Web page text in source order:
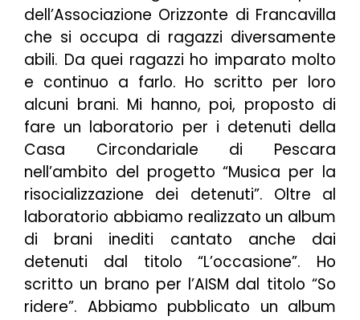
dell’Associazione Orizzonte di Francavilla
che si occupa di ragazzi diversamente
abili. Da quei ragazzi ho imparato molto
e continuo a farlo. Ho scritto per loro
alcuni brani. Mi hanno, poi, proposto di
fare un laboratorio per i detenuti della
Casa Circondariale di Pescara
nell’ambito del progetto “Musica per la
risocializzazione dei detenuti”. Oltre al
laboratorio abbiamo realizzato un album
di brani inediti cantato anche dai
detenuti dal titolo “L’occasione”. Ho
scritto un brano per l’AISM dal titolo “So
ridere”. Abbiamo pubblicato un album